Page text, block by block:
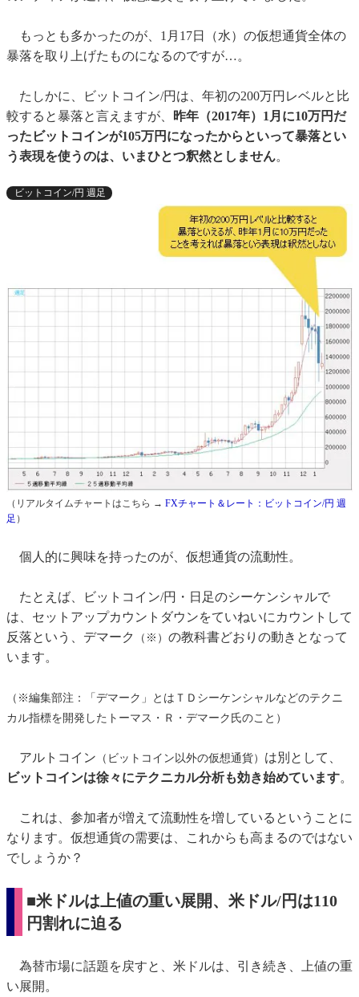
もっとも多かったのが、1月17日（水）の仮想通貨全体の
暴落を取り上げたものになるのですが…。
たしかに、ビットコイン/円は、年初の200万円レベルと比
較すると暴落と言えますが、
昨年（2017年）1月に10万円だ
ったビットコインが105万円になったからといって暴落とい
う表現を使うのは、いまひとつ釈然としません。
ビットコイン/円 週足
（リアルタイムチャートはこちら → FXチャート＆レート：ビットコイン/円 週
足 ）
個人的に興味を持ったのが、仮想通貨の流動性。
たとえば、ビットコイン/円・日足のシーケンシャルで
は、セットアップカウントダウンをていねいにカウントして
反落という、デマーク
（※） の教科書どおりの動きとなって
います。
（※編集部注：「デマーク」とはＴＤシーケンシャルなどのテクニ
カル指標を開発したトーマス・Ｒ・デマーク氏のこと）
アルトコイン （ビットコイン以外の仮想通貨） は別として、
ビットコインは徐々にテクニカル分析も効き始めています。
これは、参加者が増えて流動性を増しているということに
なります。仮想通貨の需要は、これからも高まるのではない
でしょうか？
■米ドルは上値の重い展開、米ドル/円は110
円割れに迫る
為替市場に話題を戻すと、米ドルは、引き続き、上値の重
い展開。